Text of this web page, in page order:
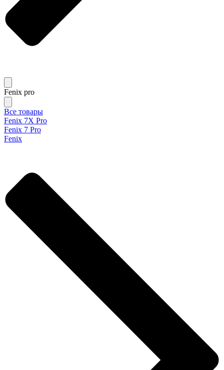
Fenix pro
Все товары
Fenix 7X Pro
Fenix 7 Pro
Fenix